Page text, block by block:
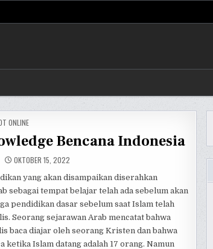
ONLINE
Bencana Indonesia
OKTOBER 15, 2022
yang akan disam­paikan diserahkan
sebagai tempat belajar telah ada sebelum akan
pen­didikan dasar sebelum saat Islam telah
Seorang sejarawan Arab mencatat bahwa
baca diajar oleh seorang Kristen dan bahwa
ketika Islam datang adalah 17 orang. Namun